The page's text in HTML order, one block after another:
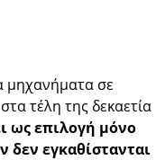
μηχανήματα σε
τέλη της δεκαετία
ως επιλογή μόνο
δεν εγκαθίστανται